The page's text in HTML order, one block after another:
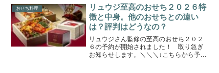
に終了している場合が多く、予約そのも
のが終了しているシ...
おせち料理
リュウジ至高のおせち２０２６特
徴と中身。他のおせちとの違い
は？評判はどうなの？
リュウジさん監修の至高のおせち２０２
６の予約が開始されました！ 取り急ぎ
お知らせします。＼＼＼↓こちらから予約